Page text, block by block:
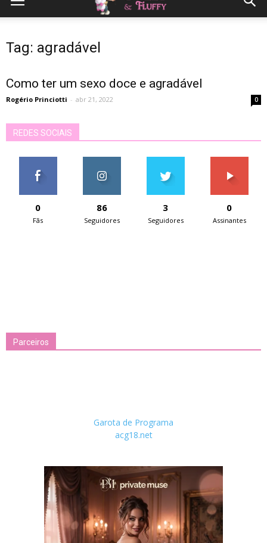
Tag: agradável
Como ter um sexo doce e agradável
Rogério Princiotti - abr 21, 2022 0
REDES SOCIAIS
0
Fãs
86
Seguidores
3
Seguidores
0
Assinantes
Parceiros
Garota de Programa
acg18.net